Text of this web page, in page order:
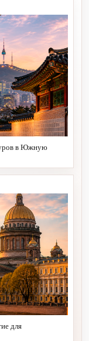
в Южную
для